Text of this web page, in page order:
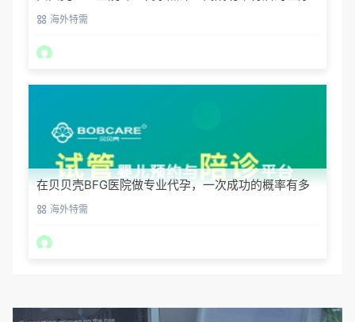
神话海外特需
在贝贝壳BFG医院做专业代孕，一次成功的概率有多
大？海外特需